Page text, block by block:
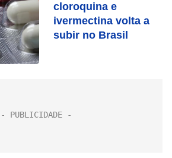
cloroquina e
ivermectina volta a
subir no Brasil